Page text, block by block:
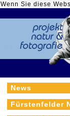
Wenn Sie diese
News
Fürstenfelder